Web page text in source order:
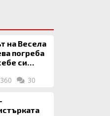
на Весела
погреба
си
30